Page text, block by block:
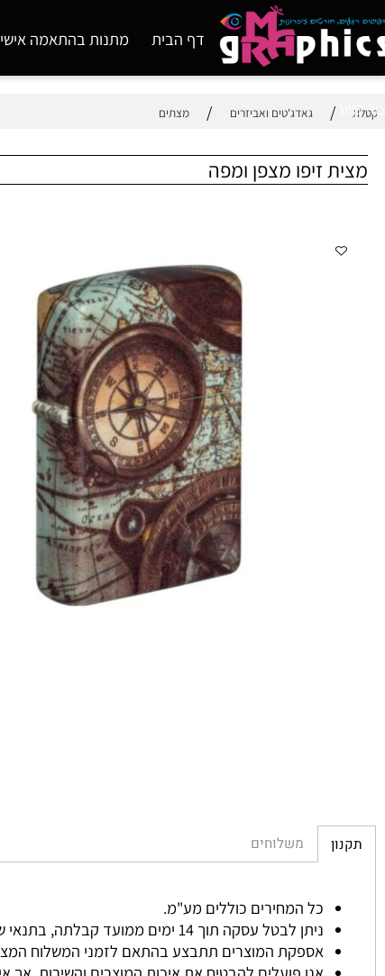
דף הבית מתנות בהתאמה אישית
גאדג'טים ואביזרים / מצתים
זיפו מצפן ומפה
כל המחירים כוללים מע"מ.
ניתן לבטל עסקה תוך 14 ימים ממועד קבלתה, בתנאי שהמוצר לא נעשה בו שימוש והוחזר באריזתו המקורית.